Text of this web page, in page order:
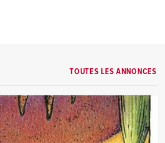
TOUTES LES ANNONCES